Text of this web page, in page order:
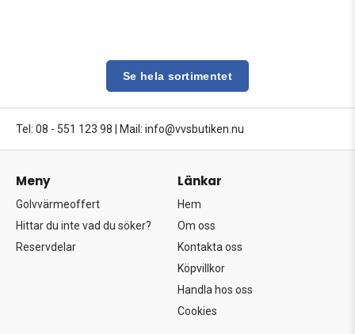
Se hela sortimentet
Tel: 08 - 551 123 98 | Mail: info@vvsbutiken.nu
Meny
Golvvärmeoffert
Hittar du inte vad du söker?
Reservdelar
Länkar
Hem
Om oss
Kontakta oss
Köpvillkor
Handla hos oss
Cookies